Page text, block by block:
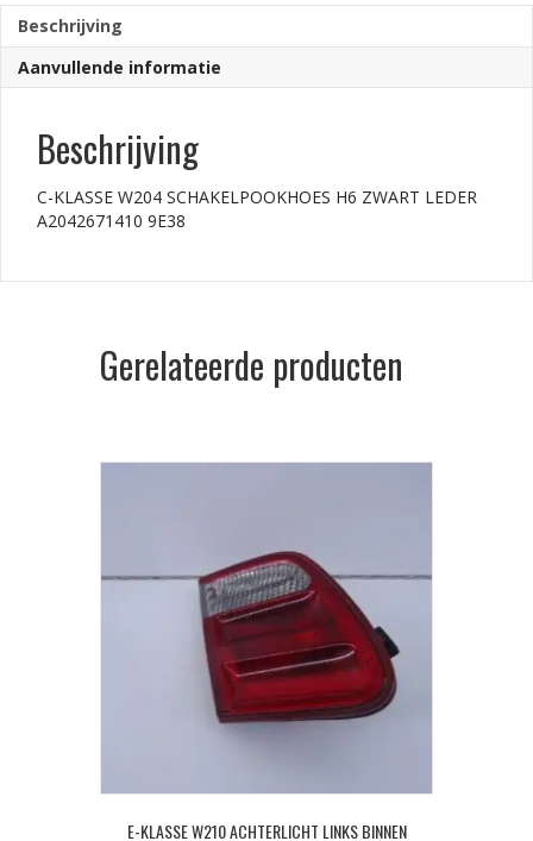
9E38
aantal
Beschrijving
Aanvullende informatie
Beschrijving
C-KLASSE W204 SCHAKELPOOKHOES H6 ZWART LEDER
A2042671410 9E38
Gerelateerde producten
E-KLASSE W210 ACHTERLICHT LINKS BINNEN